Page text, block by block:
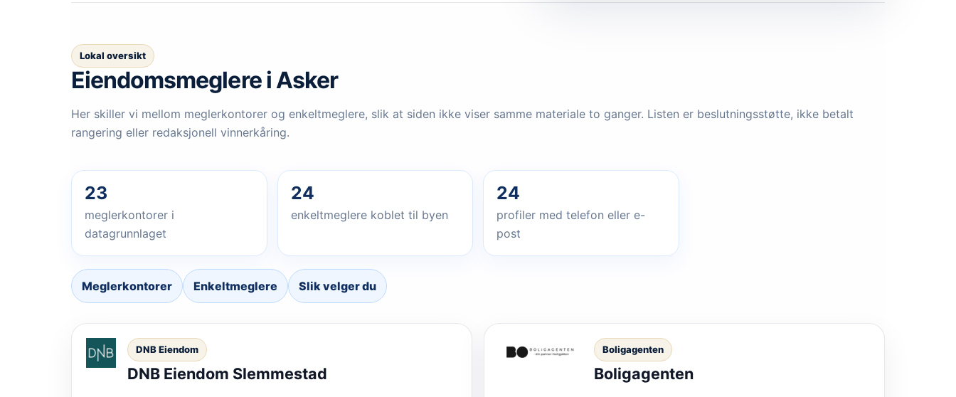
Lokal oversikt
Eiendomsmeglerei Asker
Her skiller vi mellom meglerkontorer og enkeltmeglere, slik at siden ikke viser samme materiale to ganger. Listen er beslutningsstøtte, ikke betalt
rangering eller redaksjonell vinnerkåring.
23
meglerkontorer i
datagrunnlaget
24
enkeltmeglere koblet til byen
24
profiler med telefon eller e-
post
Meglerkontorer Enkeltmeglere Slik velger du
DNB Eiendom
DNB Eiendom Slemmestad
Boligagenten
Boligagenten